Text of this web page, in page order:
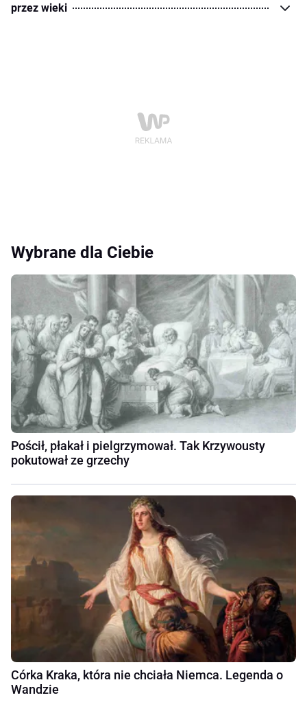
przez wieki
Wybrane dla Ciebie
Pościł, płakał i pielgrzymował. Tak Krzywousty
pokutował ze grzechy
Córka Kraka, która nie chciała Niemca. Legenda o
Wandzie